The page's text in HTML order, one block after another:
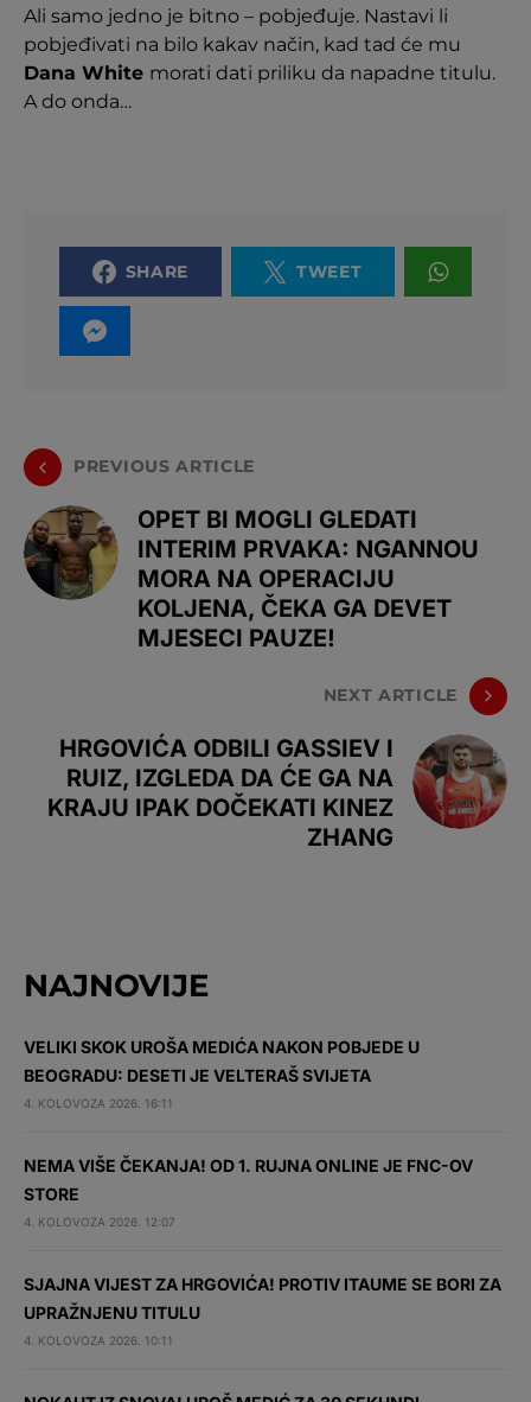
Ali samo jedno je bitno – pobjeđuje. Nastavi li
pobjeđivati na bilo kakav način, kad tad će mu
Dana White morati dati priliku da napadne titulu.
A do onda…
SHARE TWEET
PREVIOUS ARTICLE
OPET BI MOGLI GLEDATI
INTERIM PRVAKA: NGANNOU
MORA NA OPERACIJU
KOLJENA, ČEKA GA DEVET
MJESECI PAUZE!
NEXT ARTICLE
HRGOVIĆA ODBILI GASSIEV I
RUIZ, IZGLEDA DA ĆE GA NA
KRAJU IPAK DOČEKATI KINEZ
ZHANG
NAJNOVIJE
VELIKI SKOK UROŠA MEDIĆA NAKON POBJEDE U
BEOGRADU: DESETI JE VELTERAŠ SVIJETA
4. KOLOVOZA 2026. 16:11
NEMA VIŠE ČEKANJA! OD 1. RUJNA ONLINE JE FNC-OV
STORE
4. KOLOVOZA 2026. 12:07
SJAJNA VIJEST ZA HRGOVIĆA! PROTIV ITAUME SE BORI ZA
UPRAŽNJENU TITULU
4. KOLOVOZA 2026. 10:11